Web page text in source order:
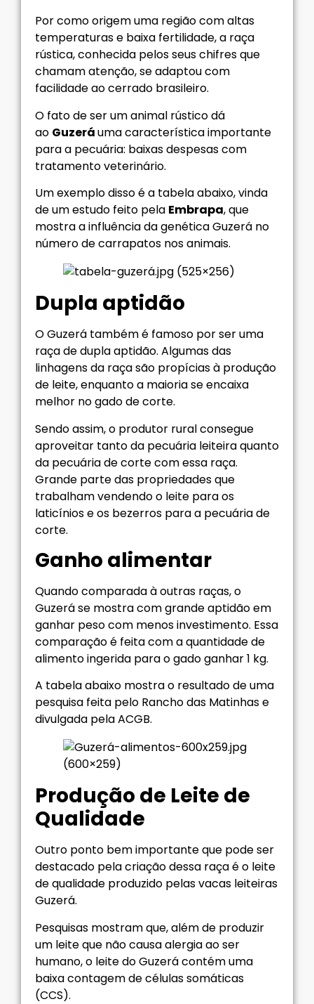
Por como origem uma região com altas
temperaturas e baixa fertilidade, a raça
rústica, conhecida pelos seus chifres que
chamam atenção, se adaptou com
facilidade ao cerrado brasileiro.
O fato de ser um animal rústico dá
ao Guzeráuma característica importante
para a pecuária: baixas despesas com
tratamento veterinário.
Um exemplo disso é a tabela abaixo, vinda
de um estudo feito pela Embrapa, que
mostra a influência da genética Guzerá no
número de carrapatos nos animais.
Dupla aptidão
O Guzerá também é famoso por ser uma
raça de dupla aptidão. Algumas das
linhagens da raça são propícias à produção
de leite, enquanto a maioria se encaixa
melhor no gado de corte.
Sendo assim, o produtor rural consegue
aproveitar tanto da pecuária leiteira quanto
da pecuária de corte com essa raça.
Grande parte das propriedades que
trabalham vendendo o leite para os
laticínios e os bezerros para a pecuária de
corte.
Ganho alimentar
Quando comparada à outras raças, o
Guzerá se mostra com grande aptidão em
ganhar peso com menos investimento. Essa
comparação é feita com a quantidade de
alimento ingerida para o gado ganhar 1 kg.
A tabela abaixo mostra o resultado de uma
pesquisa feita pelo Rancho das Matinhas e
divulgada pela ACGB.
Produção de Leite de
Qualidade
Outro ponto bem importante que pode ser
destacado pela criação dessa raça é o leite
de qualidade produzido pelas vacas leiteiras
Guzerá.
Pesquisas mostram que, além de produzir
um leite que não causa alergia ao ser
humano, o leite do Guzerá contém uma
baixa contagem de células somáticas
(CCS).